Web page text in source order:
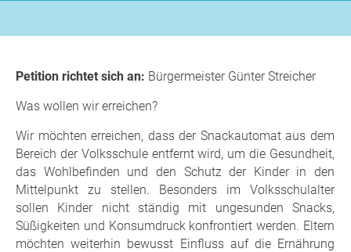
Petition richtet sich an: Bürgermeister Günter Streicher
Was wollen wir erreichen?
Wir möchten erreichen, dass der Snackautomat aus dem
Bereich der Volksschule entfernt wird, um die Gesundheit,
das Wohlbefinden und den Schutz der Kinder in den
Mittelpunkt zu stellen. Besonders im Volksschulalter
sollen Kinder nicht ständig mit ungesunden Snacks,
Süßigkeiten und Konsumdruck konfrontiert werden. Eltern
möchten weiterhin bewusst Einfluss auf die Ernährung